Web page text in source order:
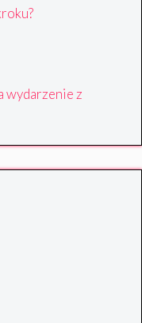
wydarzenie z